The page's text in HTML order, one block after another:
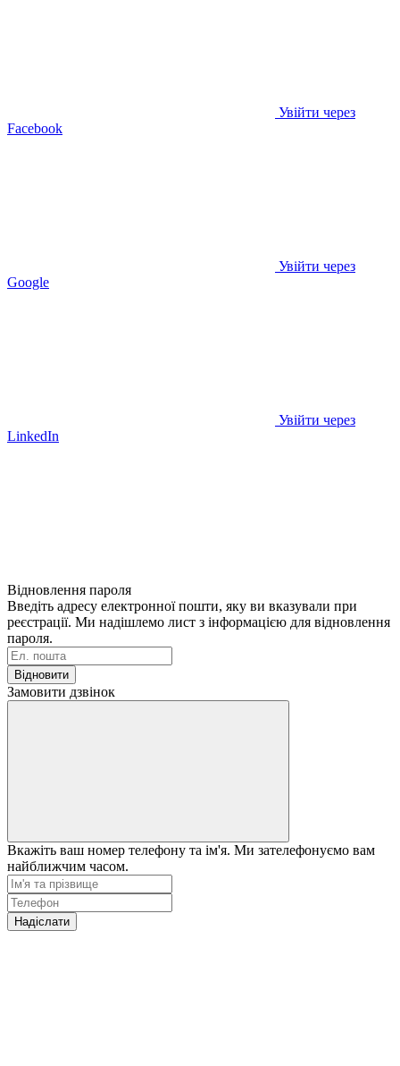
Увійти через
Facebook
Увійти через
Google
Увійти через
LinkedIn
Відновлення пароля
Введіть адресу електронної пошти, яку ви вказували при
реєстрації. Ми надішлемо лист з інформацією для відновлення
пароля.
Відновити
Замовити дзвінок
Вкажіть ваш номер телефону та ім'я. Ми зателефонуємо вам
найближчим часом.
Надіслати